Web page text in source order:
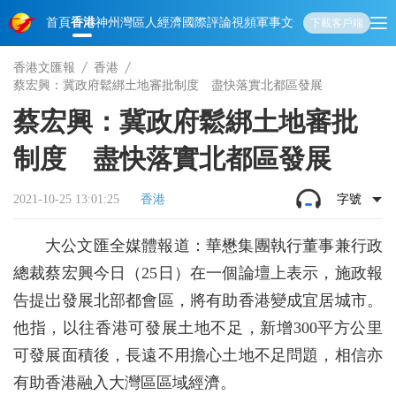
首頁香港神州 灣區人經濟國際評論視頻軍事文化 娛樂生活教育體
下載客戶端
香港文匯報
香港
蔡宏興：冀政府鬆綁土地審批制度 盡快落實北都區發展
蔡宏興：冀政府鬆綁土地審批
制度 盡快落實北都區發展
2021-10-25 13:01:25 香港 字號
大公文匯全媒體報道：華懋集團執行董事兼行政
總裁蔡宏興今日（25日）在一個論壇上表示，施政報
告提岀發展北部都會區，將有助香港變成宜居城市。
他指，以往香港可發展土地不足，新增300平方公里
可發展面積後，長遠不用擔心土地不足問題，相信亦
有助香港融入大灣區區域經濟。